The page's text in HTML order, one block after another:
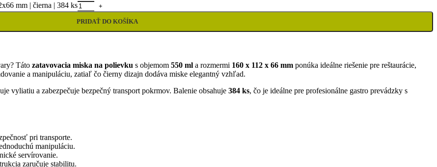
mm | čierna | 384 ks
PRIDAŤ DO KOŠÍKA
Táto zatavovacia miska na polievku s objemom 550 ml a rozmermi 160 x 112 x 66 mm ponúka ideálne riešenie pre reštaurácie,
a manipuláciu, zatiaľ čo čierny dizajn dodáva miske elegantný vzhľad.
vyliatiu a zabezpečuje bezpečný transport pokrmov. Balenie obsahuje 384 ks, čo je ideálne pre profesionálne gastro prevádzky s
pri transporte.
manipuláciu.
servírovanie.
zaručuje stabilitu.